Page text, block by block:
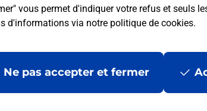
vous permet d'indiquer votre refus et seuls
d'informations via notre politique de cookies.
Ne pas accepter et fermer
Mentions légales